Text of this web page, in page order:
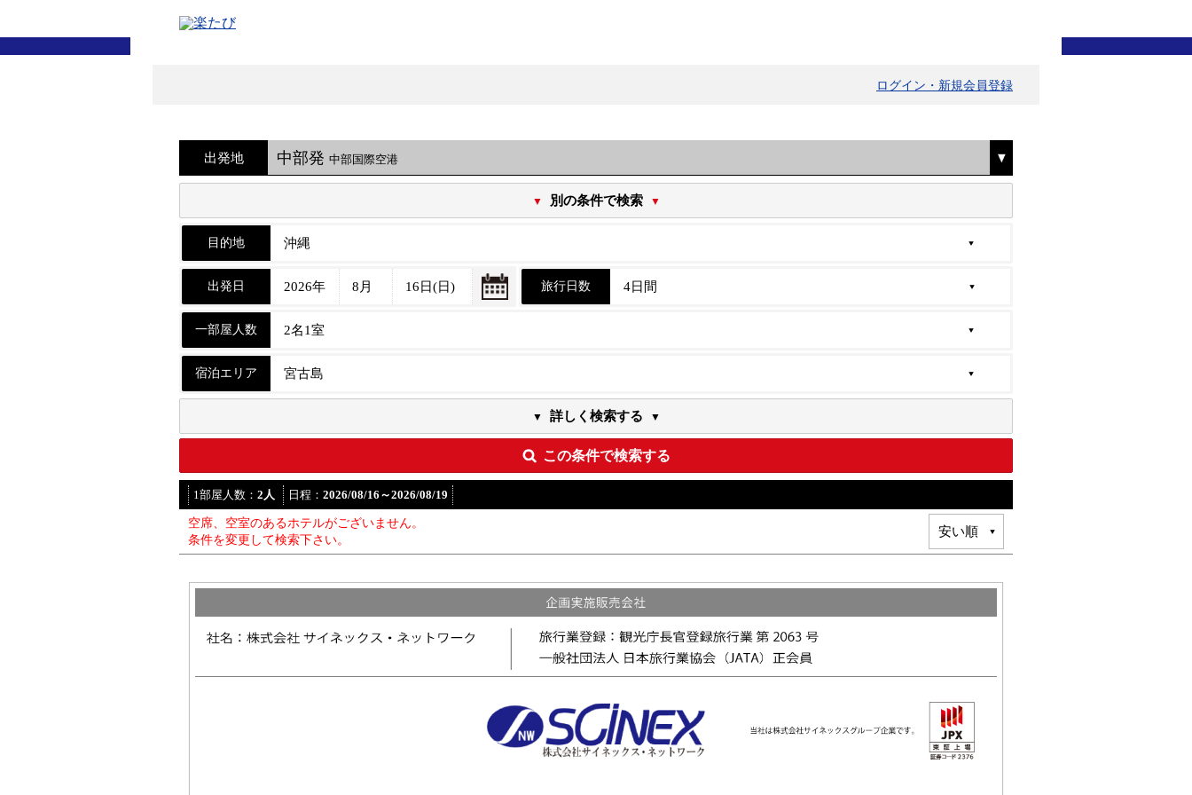
ログイン・新規会員登録
出発地 中部発 中部国際空港
別の条件で検索
目的地
出発日 旅行日数
一部屋人数
宿泊エリア
詳しく検索する
この条件で検索する
1部屋人数： 2人 日程： 2026/08/16 ～2026/08/19
空席、空室のあるホテルがございません。
条件を変更して検索下さい。